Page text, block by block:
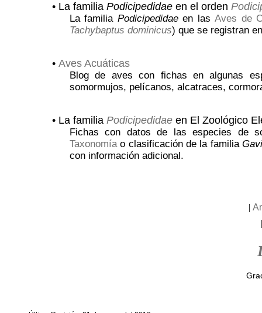
• La familia Podicipedidae en el orden
La familia Podicipedidaeen lasAves de
Tachybaptus dominicus) que se registran
• Aves Acuáticas
Blog de aves con fichas en algunas
somormujos, pelícanos, alcatraces,
• La familia Podicipedidae en El Zoológico
Fichas con datos de las especies de
Taxonomíao clasificación de la familia
con información adicional.
|